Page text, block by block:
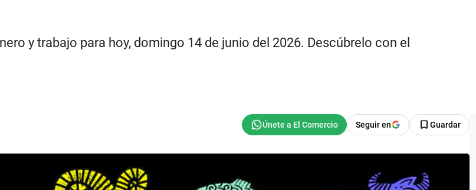
y trabajo para hoy, domingo 14 de junio del 2026. Descúbrelo con el
Seguir en Guardar